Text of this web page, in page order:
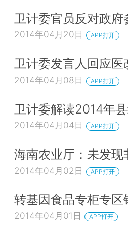
卫计委官员反对政
2014年04月20日 APP打开
卫计委发言人回应
2014年04月08日 APP打开
卫计委解读2014年
2014年04月04日 APP打开
海南农业厅：未发
2014年04月02日 APP打开
转基因食品专柜专区
2014年04月01日 APP打开